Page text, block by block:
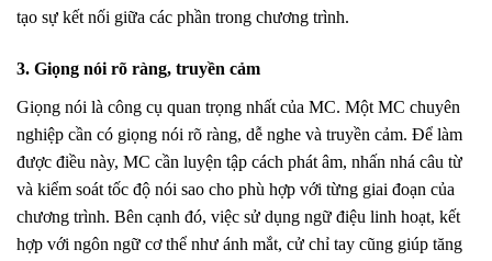
tạo sự kết nối giữa các phần trong chương trình.
3. Giọng nói rõ ràng, truyền cảm
Giọng nói là công cụ quan trọng nhất của MC. Một MC chuyên
nghiệp cần có giọng nói rõ ràng, dễ nghe và truyền cảm. Để làm
được điều này, MC cần luyện tập cách phát âm, nhấn nhá câu từ
và kiểm soát tốc độ nói sao cho phù hợp với từng giai đoạn của
chương trình. Bên cạnh đó, việc sử dụng ngữ điệu linh hoạt, kết
hợp với ngôn ngữ cơ thể như ánh mắt, cử chỉ tay cũng giúp tăng